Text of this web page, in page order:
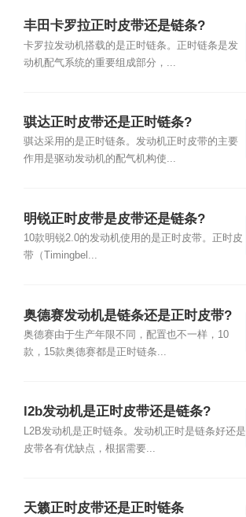
丰田卡罗拉正时皮带还是链条?
卡罗拉发动机搭载的是正时链条。正时链条是发
动机配气系统的重要组成部分，...
骐达正时皮带还是正时链条?
骐达采用的是正时链条。发动机正时皮带的主要
作用是驱动发动机的配气机构使...
明锐正时皮带是皮带还是链条?
10款明锐2.0的发动机使用的是正时皮带。正时皮
带（Timingbel...
奥德赛发动机是链条还是正时皮带?
奥德赛由于生产年限不同，配置也不一样，10
款，15款奥德赛都是正时链条...
l2b发动机是正时皮带还是链条?
L2B发动机是正时链条。发动机正时是链条好还是
皮带各有优缺点，根据需要...
天籁正时皮带还是正时链条